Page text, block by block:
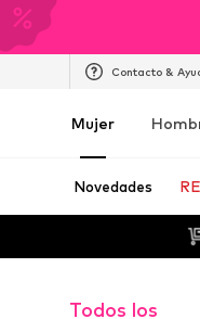
Contacto &
Mujer
Novedades
Todos los